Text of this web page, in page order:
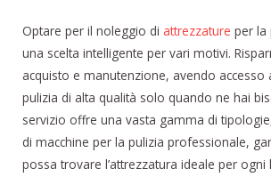
Optare per il noleggio di attrezzature per la
una scelta intelligente per vari motivi.
acquisto e manutenzione, avendo accesso
pulizia di alta qualità solo quando ne hai
servizio offre una vasta gamma di
di macchine per la pulizia professionale,
possa trovare l’attrezzatura ideale per ogni